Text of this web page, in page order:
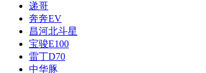
递哥
奔奔EV
昌河北斗星
宝骏E100
雷丁D70
中华豚